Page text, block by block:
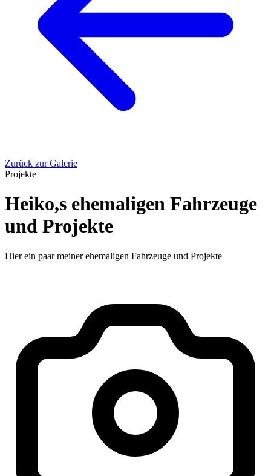
Zurück zur Galerie
Projekte
Heiko,s ehemaligen Fahrzeuge
und Projekte
Hier ein paar meiner ehemaligen Fahrzeuge und Projekte